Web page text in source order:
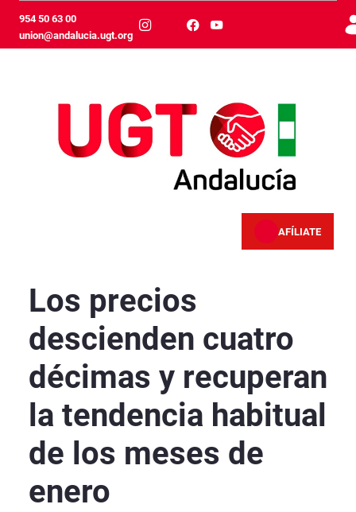
Skip to Main Content
954 50 63 00
union@andalucia.ugt.org
AFÍLIATE
Los precios
descienden cuatro
décimas y recuperan
la tendencia habitual
de los meses de
enero